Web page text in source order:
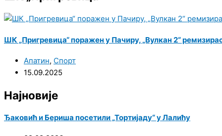
ШК „Пригревица“ поражен у Пачиру, „Вулкан 2“
Апатин, Спорт
15.09.2025
Најновије
Ђаковић и Бериша посетили „Тортијаду“ у Лалићу